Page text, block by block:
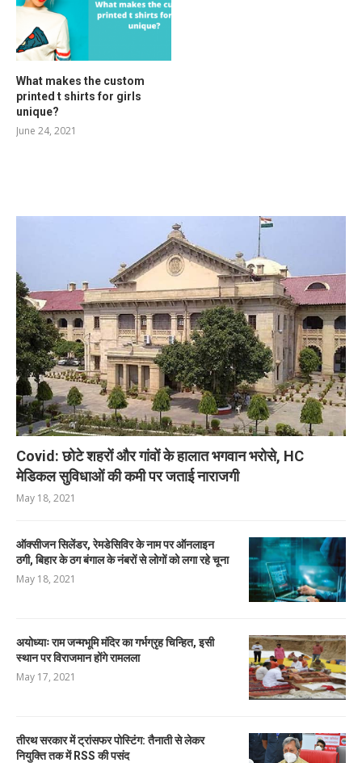
What makes the custom
printed t shirts for girls
unique?
June 24, 2021
Covid: छोटे शहरों और गांवों के हालात भगवान भरोसे, HC
मेडिकल सुविधाओं की कमी पर जताई नाराजगी
May 18, 2021
ऑक्सीजन सिलेंडर, रेमडेसिविर के नाम पर ऑनलाइन
ठगी, बिहार के ठग बंगाल के नंबरों से लोगों को लगा रहे चूना
May 18, 2021
अयोध्याः राम जन्मभूमि मंदिर का गर्भग्रृह चिन्हित, इसी
स्थान पर विराजमान होंगे रामलला
May 17, 2021
तीरथ सरकार में ट्रांसफर पोस्टिंग: तैनाती से लेकर
नियुक्ति तक में RSS की पसंद